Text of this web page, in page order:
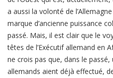
a aussi la volonté de
marque d’ancienne puissance
passé. Mais, il est clair que le
têtes de l’Exécutif allemand en
ne crois pas que, dans le
allemands aient déjà effectué,